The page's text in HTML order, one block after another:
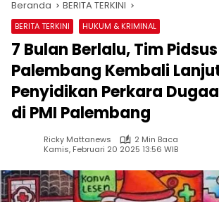
Beranda BERITA TERKINI
BERITA TERKINI HUKUM & KRIMINAL
7 Bulan Berlalu, Tim
Palembang Kembali
Penyidikan Perkara
di PMI Palembang
Ricky Mattanews
2 Min Baca
Kamis, Februari 20 2025 13:56 WIB